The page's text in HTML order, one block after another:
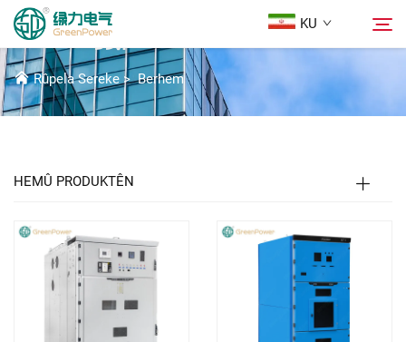
KU
Berhem
Çareserî
پڕۆدەکتەکان
Rûpela Sereke>Berhem
HEMÛ PRODUKTÊN